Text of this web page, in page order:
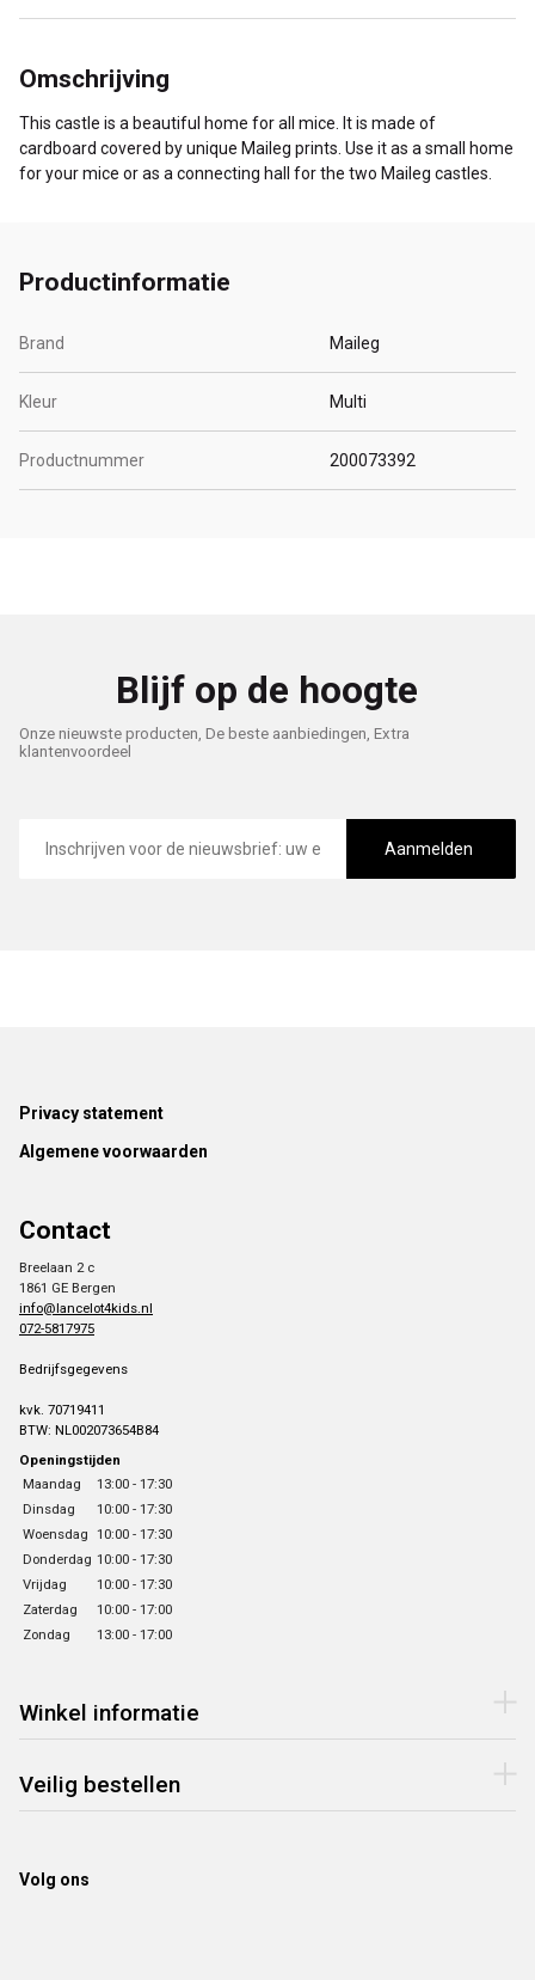
Omschrijving
This castle is a beautiful home for all mice. It is made of
cardboard covered by unique Maileg prints. Use it as a small home
for your mice or as a connecting hall for the two Maileg castles.
Productinformatie
Brand Maileg
Kleur Multi
Productnummer 200073392
Blijf op de hoogte
Onze nieuwste producten, De beste aanbiedingen, Extra
klantenvoordeel
mailadres
Aanmelden
Footer
Privacy statement
Algemene voorwaarden
Contact
Breelaan 2 c
1861 GE Bergen
info@lancelot4kids.nl
072-5817975
Bedrijfsgegevens
kvk. 70719411
BTW: NL002073654B84
Openingstijden
Maandag
13:00 - 17:30
Dinsdag
10:00 - 17:30
Woensdag 10:00 - 17:30
Donderdag 10:00 - 17:30
Vrijdag
10:00 - 17:30
Zaterdag
10:00 - 17:00
Zondag
13:00 - 17:00
Winkel informatie
Veilig bestellen
Volg ons